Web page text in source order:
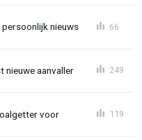
nieuws 66
nieuwe aanvaller 249
voor 119